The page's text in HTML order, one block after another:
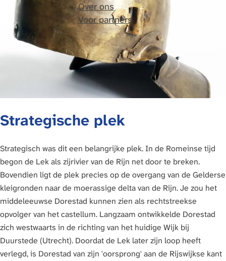
Over ons
Voor partners
Strategische plek
Strategisch was dit een belangrijke plek. In de Romeinse tijd
begon de Lek als zijrivier van de Rijn net door te breken.
Bovendien ligt de plek precies op de overgang van de Gelderse
kleigronden naar de moerassige delta van de Rijn. Je zou het
middeleeuwse Dorestad kunnen zien als rechtstreekse
opvolger van het castellum. Langzaam ontwikkelde Dorestad
zich westwaarts in de richting van het huidige Wijk bij
Duurstede (Utrecht). Doordat de Lek later zijn loop heeft
verlegd, is Dorestad van zijn 'oorsprong' aan de Rijswijkse kant